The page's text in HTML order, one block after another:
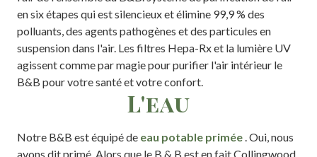
en six étapes qui est silencieux et élimine 99,9 % des
polluants, des agents pathogènes et des particules en
suspension dans l'air. Les filtres Hepa-Rx et la lumière UV
agissent comme par magie pour purifier l'air intérieur le
B&B pour votre santé et votre confort.
L'eau
Notre B&B est équipé de eau potable primée. Oui, nous
avons dit primé. Alors que le B & B est en fait Collingwood,